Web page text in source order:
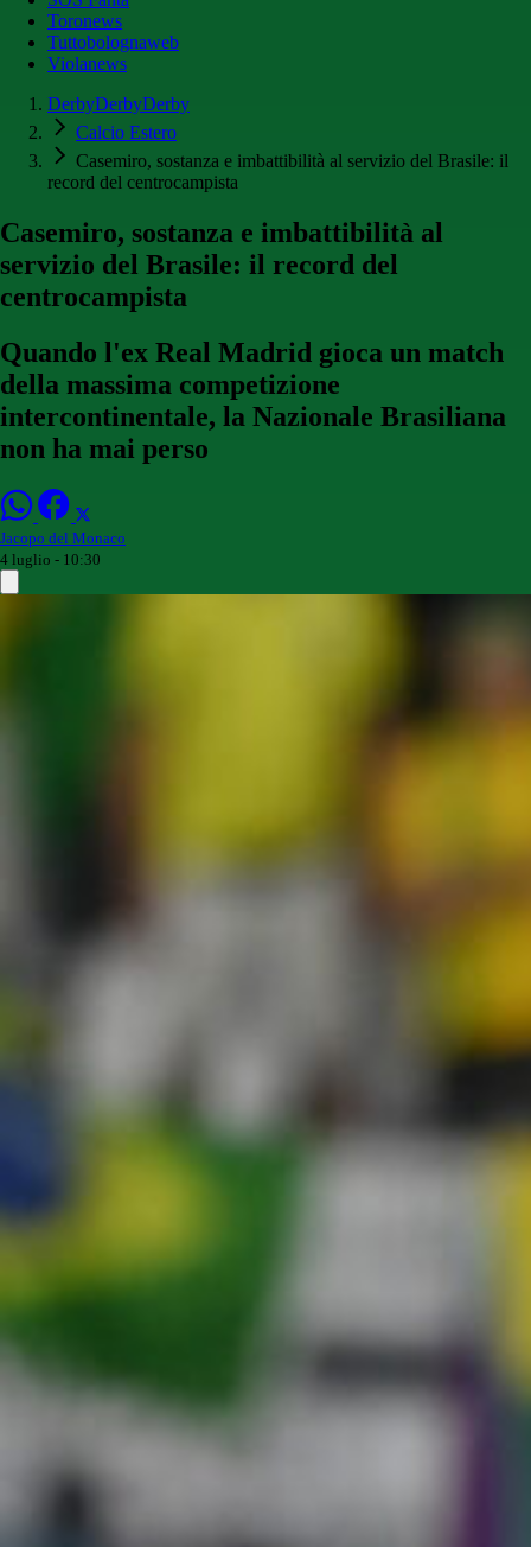
Toronews
Tuttobolognaweb
Violanews
DerbyDerbyDerby
Calcio Estero
Casemiro, sostanza e imbattibilità al servizio del Brasile: il
record del centrocampista
Casemiro, sostanza e imbattibilità al
servizio del Brasile: il record del
centrocampista
Quando l'ex Real Madrid gioca un match
della massima competizione
intercontinentale, la Nazionale Brasiliana
non ha mai perso
Jacopo del Monaco
4 luglio - 10:30